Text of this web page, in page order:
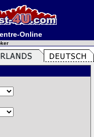
Online